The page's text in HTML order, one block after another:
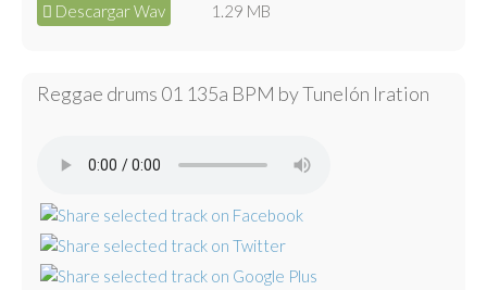
Descargar Wav 1.29 MB
Reggae drums 01 135a BPM by Tunelón Iration